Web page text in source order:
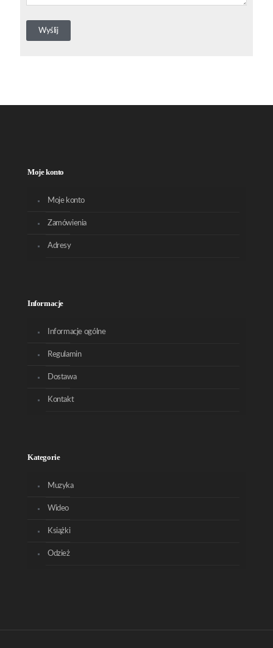
Moje konto
Moje konto
Zamówienia
Adresy
Informacje
Informacje ogólne
Regulamin
Dostawa
Kontakt
Kategorie
Muzyka
Wideo
Książki
Odzież